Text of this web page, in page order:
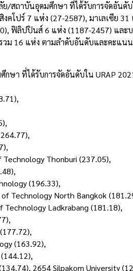
/สถาบันอุดมศึกษา ที่ได้รับการจัดอันดั
คโปร์ 7 แห่ง (27-2587), มาเลเซีย
ฟิลิปปินส์ 6 แห่ง (1187-2457) และ
ม 16 แห่ง ตามลำดับอันดับและคะแน
ษา ที่ได้รับการจัดอันดับใน URAP
Thonburi (237.05),
(196.33),
Technology North Bangkok
Ladkrabang (181.18),
(163.92),
2654 Silpakorn University